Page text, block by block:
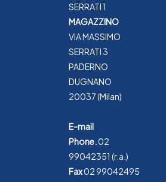
SERRATI 1
MAGAZZINO
VIA MASSIMO
SERRATI 3
PADERNO
DUGNANO
20037 (Milan)
E-mail
Phone.02
99042351 (r.a.)
Fax02 99042495